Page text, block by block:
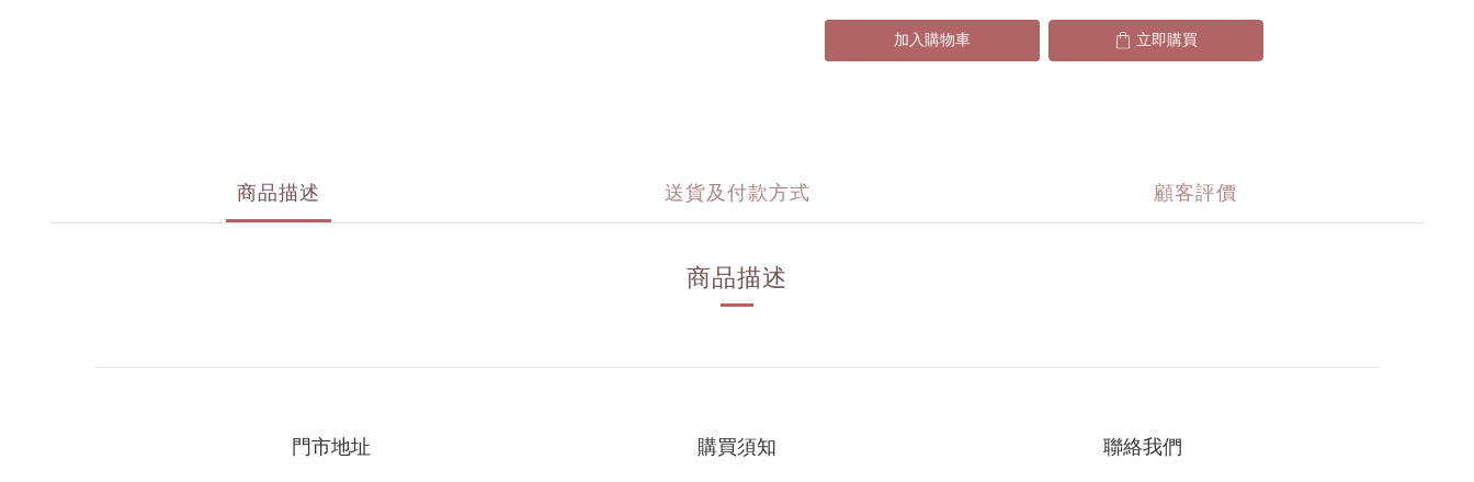
加入購物車 立即購買
商品描述 送貨及付款方式 顧客評價
商品描述
門市地址 購買須知 聯絡我們